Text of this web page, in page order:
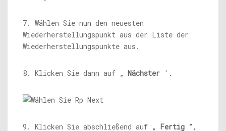
7. Wählen Sie nun den neuesten
Wiederherstellungspunkt aus der Liste der
Wiederherstellungspunkte aus.
8. Klicken Sie dann auf „ Nächster '.
9. Klicken Sie abschließend auf „ Fertig ”,